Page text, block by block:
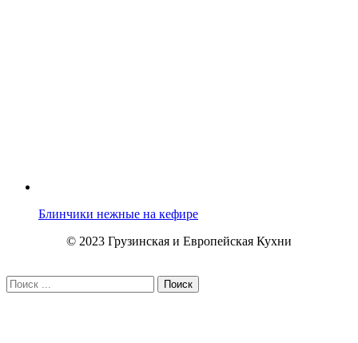
Блинчики нежные на кефире
© 2023 Грузинская и Европейская Кухни